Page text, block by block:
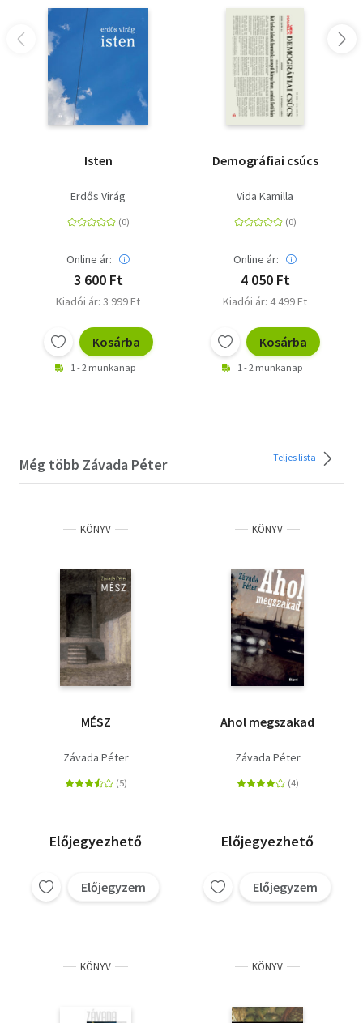
Isten
Erdős Virág
Online ár:
3 600 Ft
Kiadói ár: 3 999 Ft
Kosárba
1 - 2 munkanap
Demográfiai csúcs
Vida Kamilla
Online ár:
4 050 Ft
Kiadói ár: 4 499 Ft
Kosárba
1 - 2 munkanap
Még több Závada Péter Teljes lista
KÖNYV
MÉSZ
Závada Péter
Előjegyezhető
Előjegyzem
KÖNYV
Ahol megszakad
Závada Péter
Előjegyezhető
Előjegyzem
KÖNYV KÖNYV